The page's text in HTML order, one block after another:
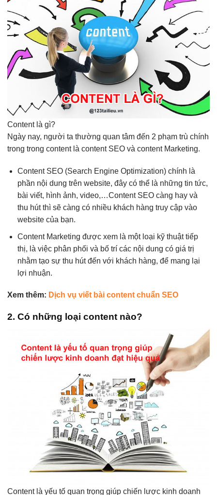
Content là gì?
Ngày nay, người ta thường quan tâm đến 2 phạm trù chính
trong trong content là content SEO và content Marketing.
Content SEO (Search Engine Optimization) chính là
phần nội dung trên website, đây có thể là những tin tức,
bài viết, hình ảnh, video,…Content SEO càng hay và
thu hút thì sẽ càng có nhiều khách hàng truy cập vào
website của bạn.
Content Marketing được xem là một loại kỹ thuật tiếp
thị, là việc phân phối và bố trí các nội dung có giá trị
nhằm tạo sự thu hút đến với khách hàng, để mang lại
lợi nhuận.
Xem thêm: Dịch vụ viết bài content chuẩn SEO
2. Có những loại content nào?
Content là yếu tố quan trọng giúp chiến lược kinh doanh